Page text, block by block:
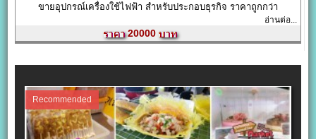
ขายอุปกรณ์เครื่องใช้ไฟฟ้า สำหรับประกอบธุรกิจ ราคาถูกกว่า
อ่านต่อ...
20000
Recommended